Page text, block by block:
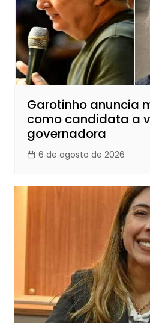
Garotinho anuncia
como candidata a
governadora
6 de agosto de 2026